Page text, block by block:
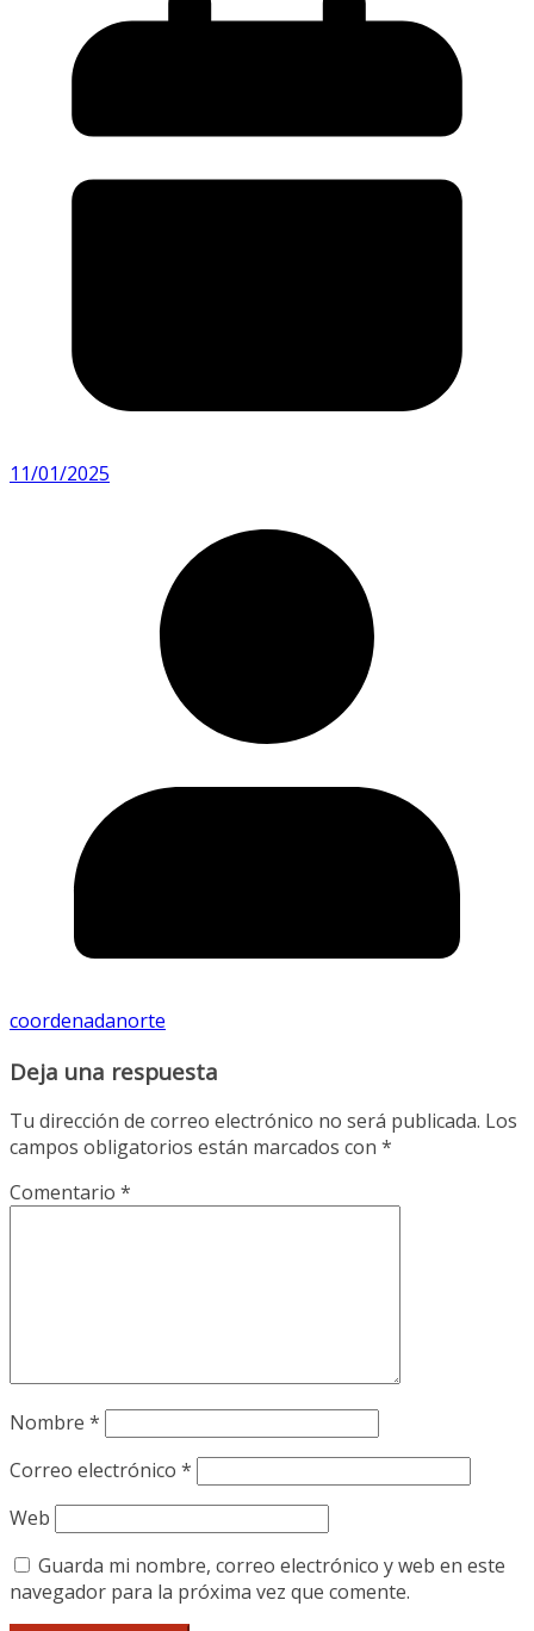
11/01/2025
coordenadanorte
Deja una respuesta
Tu dirección de correo electrónico no será publicada. Los
campos obligatorios están marcados con *
Comentario *
Nombre *
Correo electrónico *
Web
Guarda mi nombre, correo electrónico y web en este
navegador para la próxima vez que comente.